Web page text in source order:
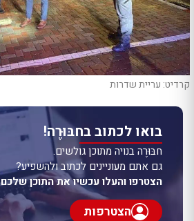
קרדיט: עריית שדרות
בואו לכתוב בחבּוּרֶה!
חבּוּרֶה בנויה מתוכן גולשים.
גם אתם מעוניינים לכתוב ולהשפיע?
הצטרפו והעלו עכשיו את התוכן שלכם
הצטרפות